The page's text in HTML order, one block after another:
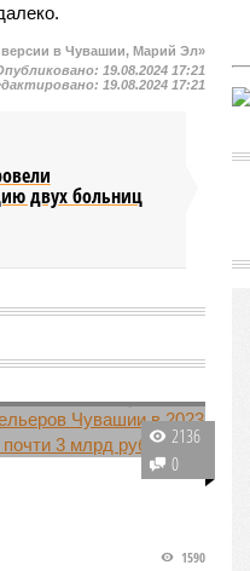
в Чувашии, Марий Эл»
19.08.2024 17:21
19.08.2024 17:21
двух больниц
2023 году
отелей
на 6 процентов
прошлого года
побывало 800 тыс.
2136
0
1590